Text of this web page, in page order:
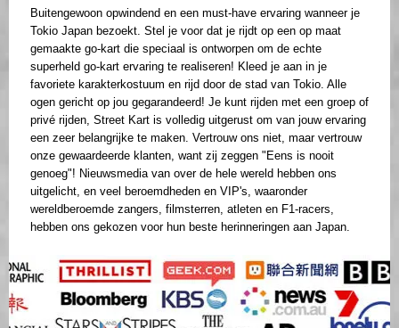
Buitengewoon opwindend en een must-have ervaring wanneer je
Tokio Japan bezoekt. Stel je voor dat je rijdt op een op maat
gemaakte go-kart die speciaal is ontworpen om de echte
superheld go-kart ervaring te realiseren! Kleed je aan in je
favoriete karakterkostuum en rijd door de stad van Tokio. Alle
ogen gericht op jou gegarandeerd! Je kunt rijden met een groep of
privé rijden, Street Kart is volledig uitgerust om van jouw ervaring
een zeer belangrijke te maken. Vertrouw ons niet, maar vertrouw
onze gewaardeerde klanten, want zij zeggen "Eens is nooit
genoeg"! Nieuwsmedia van over de hele wereld hebben ons
uitgelicht, en veel beroemdheden en VIP's, waaronder
wereldberoemde zangers, filmsterren, atleten en F1-racers,
hebben ons gekozen voor hun beste herinneringen aan Japan.